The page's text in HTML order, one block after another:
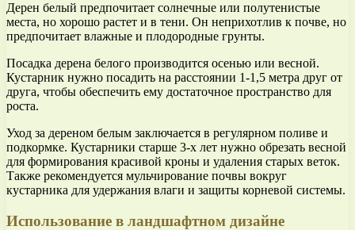
Дерен белый предпочитает солнечные или полутенистые
места, но хорошо растет и в тени. Он неприхотлив к почве, но
предпочитает влажные и плодородные грунты.
Посадка дерена белого производится осенью или весной.
Кустарник нужно посадить на расстоянии 1-1,5 метра друг от
друга, чтобы обеспечить ему достаточное пространство для
роста.
Уход за дереном белым заключается в регулярном поливе и
подкормке. Кустарники старше 3-х лет нужно обрезать весной
для формирования красивой кроны и удаления старых веток.
Также рекомендуется мульчирование почвы вокруг
кустарника для удержания влаги и защиты корневой системы.
Использование в ландшафтном дизайне